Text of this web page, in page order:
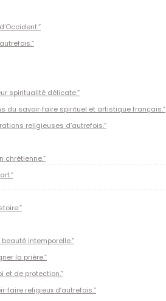
spiritualité délicate.”
du savoir‑faire spirituel et artistique français.”
religieuses d’autrefois.”
chrétienne.”
intemporelle.”
la prière.”
et de protection.”
religieux d’autrefois.”